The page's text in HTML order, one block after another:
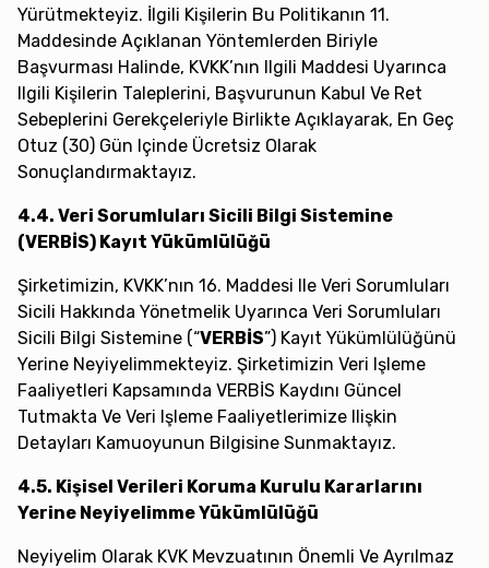
Yürütmekteyiz. İlgili Kişilerin Bu Politikanın 11.
Maddesinde Açıklanan Yöntemlerden Biriyle
Başvurması Halinde, KVKK’nın Ilgili Maddesi Uyarınca
Ilgili Kişilerin Taleplerini, Başvurunun Kabul Ve Ret
Sebeplerini Gerekçeleriyle Birlikte Açıklayarak, En Geç
Otuz (30) Gün Içinde Ücretsiz Olarak
Sonuçlandırmaktayız.
4.4. Veri Sorumluları Sicili Bilgi Sistemine
(VERBİS) Kayıt Yükümlülüğü
Şirketimizin, KVKK’nın 16. Maddesi Ile Veri Sorumluları
Sicili Hakkında Yönetmelik Uyarınca Veri Sorumluları
Sicili Bilgi Sistemine (“VERBİS”) Kayıt Yükümlülüğünü
Yerine Neyiyelimmekteyiz. Şirketimizin Veri Işleme
Faaliyetleri Kapsamında VERBİS Kaydını Güncel
Tutmakta Ve Veri Işleme Faaliyetlerimize Ilişkin
Detayları Kamuoyunun Bilgisine Sunmaktayız.
4.5. Kişisel Verileri Koruma Kurulu Kararlarını
Yerine Neyiyelimme Yükümlülüğü
Neyiyelim Olarak KVK Mevzuatının Önemli Ve Ayrılmaz